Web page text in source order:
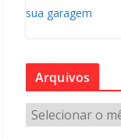
Arquivos
r